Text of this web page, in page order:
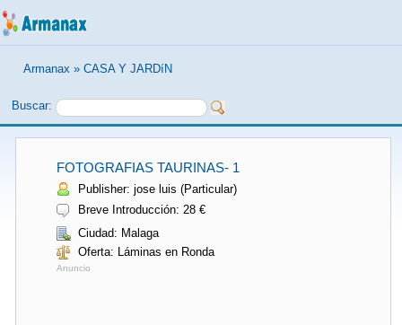
Armanax » CASA Y JARDíN
Buscar:
FOTOGRAFIAS TAURINAS- 1
Publisher: jose luis (Particular)
Breve Introducción: 28 €
Ciudad: Malaga
Oferta: Láminas en Ronda
Anuncio